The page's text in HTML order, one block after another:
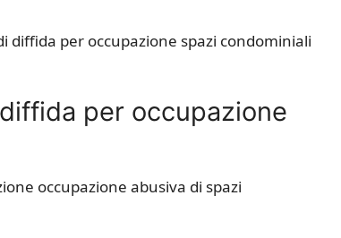
diffida per occupazione spazi condominiali
per occupazione
occupazione abusiva di spazi